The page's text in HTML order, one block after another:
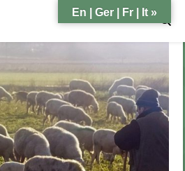
En | Ger | Fr | It »